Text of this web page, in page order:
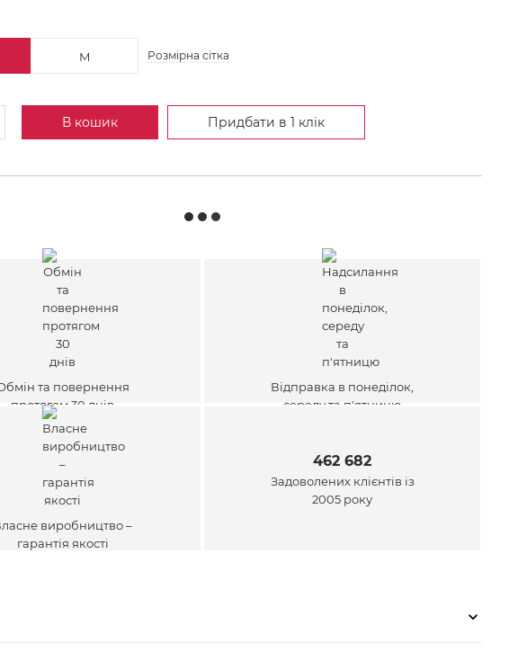
M Розмірна сітка
В кошик Придбати в 1 клік
та повернення
протягом 30 днів
Відправка в понеділок,
середу та п'ятницю
виробництво –
гарантія якості
462 682
Задоволених клієнтів із
2005 року